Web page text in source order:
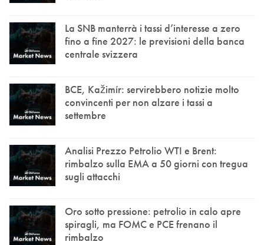
La SNB manterrà i tassi d’interesse a zero
fino a fine 2027: le previsioni della banca
centrale svizzera
BCE, Kažimír: servirebbero notizie molto
convincenti per non alzare i tassi a
settembre
Analisi Prezzo Petrolio WTI e Brent:
rimbalzo sulla EMA a 50 giorni con tregua
sugli attacchi
Oro sotto pressione: petrolio in calo apre
spiragli, ma FOMC e PCE frenano il
rimbalzo